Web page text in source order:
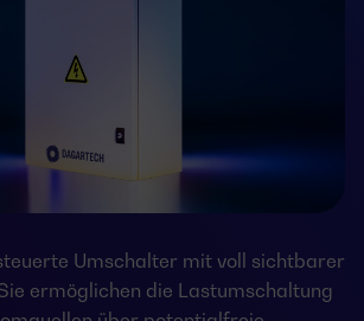
Umschalter mit voll sichtbarer
ermöglichen die Lastumschaltung